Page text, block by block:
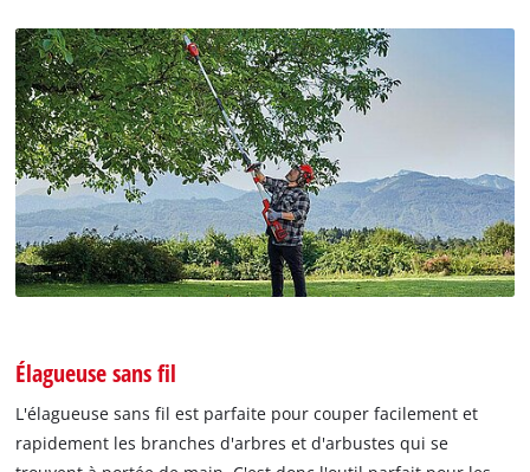
Élagueuse sans fil
L'élagueuse sans fil est parfaite pour couper facilement et
rapidement les branches d'arbres et d'arbustes qui se